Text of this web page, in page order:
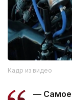
Кадр из видео
— Самое